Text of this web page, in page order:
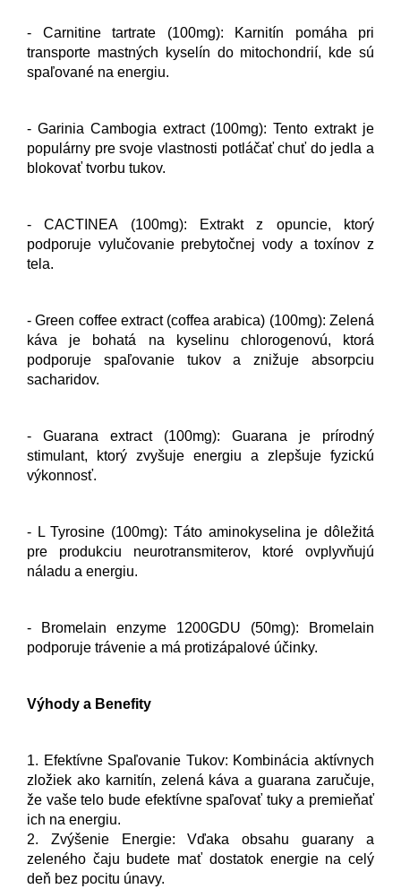
- Carnitine tartrate (100mg): Karnitín pomáha pri
transporte mastných kyselín do mitochondrií, kde sú
spaľované na energiu.
- Garinia Cambogia extract (100mg): Tento extrakt je
populárny pre svoje vlastnosti potláčať chuť do jedla a
blokovať tvorbu tukov.
- CACTINEA (100mg): Extrakt z opuncie, ktorý
podporuje vylučovanie prebytočnej vody a toxínov z
tela.
- Green coffee extract (coffea arabica) (100mg): Zelená
káva je bohatá na kyselinu chlorogenovú, ktorá
podporuje spaľovanie tukov a znižuje absorpciu
sacharidov.
- Guarana extract (100mg): Guarana je prírodný
stimulant, ktorý zvyšuje energiu a zlepšuje fyzickú
výkonnosť.
- L Tyrosine (100mg): Táto aminokyselina je dôležitá
pre produkciu neurotransmiterov, ktoré ovplyvňujú
náladu a energiu.
- Bromelain enzyme 1200GDU (50mg): Bromelain
podporuje trávenie a má protizápalové účinky.
Výhody a Benefity
1. Efektívne Spaľovanie Tukov: Kombinácia aktívnych
zložiek ako karnitín, zelená káva a guarana zaručuje,
že vaše telo bude efektívne spaľovať tuky a premieňať
ich na energiu.
2. Zvýšenie Energie: Vďaka obsahu guarany a
zeleného čaju budete mať dostatok energie na celý
deň bez pocitu únavy.